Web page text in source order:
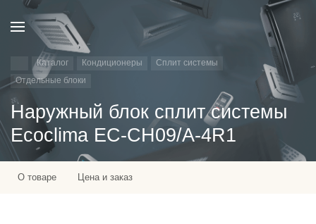
Каталог Кондиционеры
Сплит системы
Отдельные блоки
Наружный блок сплит системы
Ecoclima EC-CH09/A-4R1
О товаре Цена и заказ